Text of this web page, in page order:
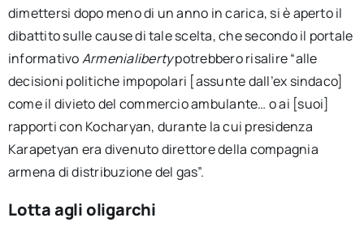
dimettersi dopo meno di un anno in carica, si è aperto il
dibattito sulle cause di tale scelta, che secondo il portale
informativoArmenialibertypotrebbero risalire “alle
decisioni politiche impopolari [assunte dall’ex sindaco]
come il divieto del commercio ambulante… o ai [suoi]
rapporti con Kocharyan, durante la cui presidenza
Karapetyan era divenuto direttore della compagnia
armena di distribuzione del gas”.
Lotta agli oligarchi